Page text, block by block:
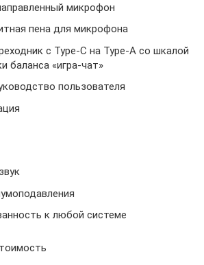
микрофон
пена для микрофона
с Type-C на Type-A со шкалой
баланса «игра-чат»
пользователя
к любой системе